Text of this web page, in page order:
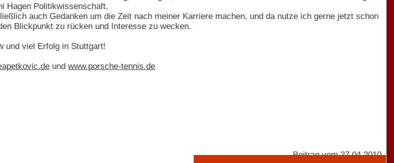
Hagen Politikwissenschaft.
auch Gedanken um die Zeit nach meiner Karriere machen, und da nutze ich gerne jetzt schon
Blickpunkt zu rücken und Interesse zu wecken.
und viel Erfolg in Stuttgart!
und www.porsche-tennis.de
Beitrag vom 27.04.2010